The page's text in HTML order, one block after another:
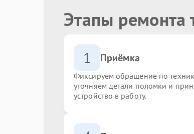
Этапы ремонта
1 Приёмка
Фиксируем обращение по
уточняем детали поломки и
устройство в работу.